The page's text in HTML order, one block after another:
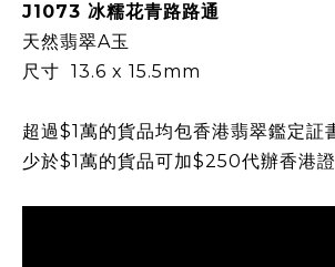
J1073 冰糯花青路路通
天然翡翠A玉
尺寸 13.6 x 15.5mm
超過$1萬的貨品均包香港翡翠鑑定証
少於$1萬的貨品可加$250代辦香港證